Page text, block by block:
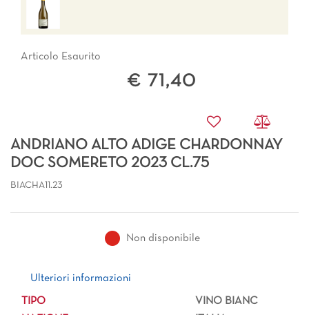
Articolo Esaurito
€ 71,40
ANDRIANO ALTO ADIGE CHARDONNAY
DOC SOMERETO 2023 CL.75
BIACHA11.23
Non disponibile
Ulteriori informazioni
Ulteriori informazioni
TIPO
VINO BIANC